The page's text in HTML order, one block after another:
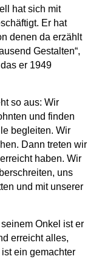
hat sich mit
Er hat
denen da erzählt
Gestalten“,
er 1949
so aus: Wir
und finden
begleiten. Wir
Dann treten wir
haben. Wir
uns
und mit unserer
Onkel ist er
erreicht alles,
ein gemachter